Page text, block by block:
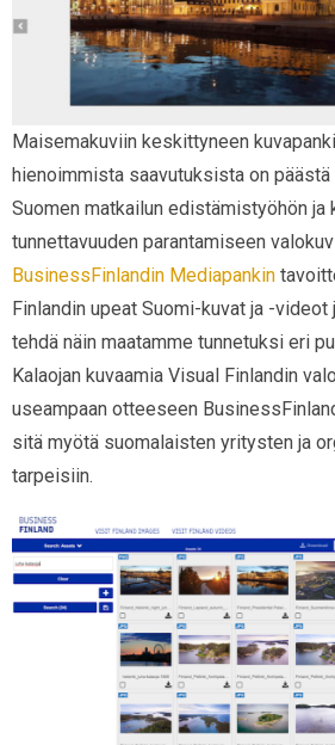
Maisemakuviin keskittyneen
hienoimmista saavutuksista on
Suomen matkailun edistämistyöhön ja
tunnettavuuden parantamiseen
BusinessFinlandin Mediapankin
Finlandin upeat Suomi-kuvat ja -videot
tehdä näin maatamme tunnetuksi eri
Kalaojan kuvaamia Visual Finlandin
useampaan otteeseen
sitä myötä suomalaisten yritysten ja
tarpeisiin.